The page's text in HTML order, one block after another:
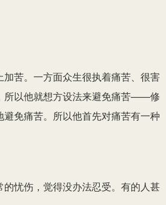
降
低
音
苦。一方面众生很执着痛苦、很害
所以他就想方设法来避免痛苦——修
免痛苦。所以他首先对痛苦有一种
忧伤，觉得没办法忍受。有的人甚